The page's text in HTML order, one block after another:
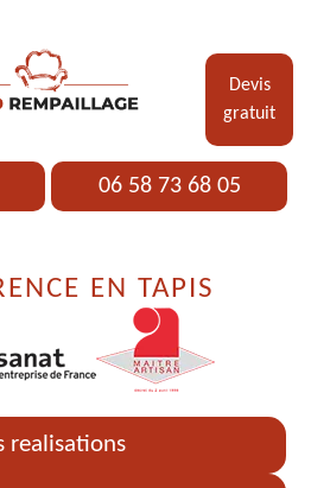
Devis
gratuit
06 58 73 68 05
EN TAPIS
realisations